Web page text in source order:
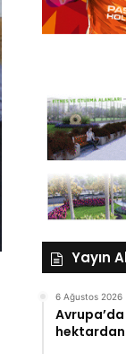
Yayın
6 Ağustos 2026